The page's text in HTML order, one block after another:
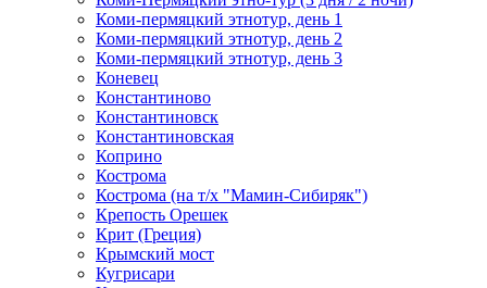
Коми-пермяцкий этнотур, день 1
Коми-пермяцкий этнотур, день 2
Коми-пермяцкий этнотур, день 3
Коневец
Константиново
Константиновск
Константиновская
Коприно
Кострома
Кострома (на т/х "Мамин-Сибиряк")
Крепость Орешек
Крит (Греция)
Крымский мост
Кугрисари